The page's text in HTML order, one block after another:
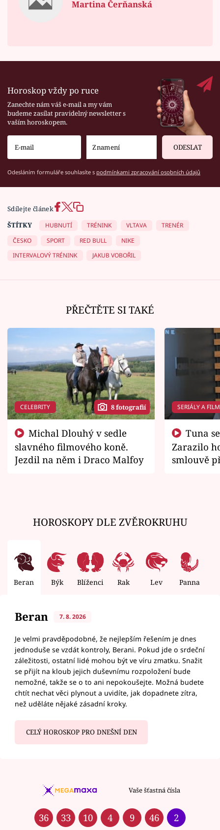
Martina Čerňanská
Horoskop vždy po ruce
Zanechte nám váš e-mail a my vám
budeme zasílat pravidelný newsletter s
vaším horoskopem.
ODESLAT
Odesláním formuláře souhlasíte s podmínkami zpracování osobních údajů
Sdílejte článek
ŠTÍTKY
HUBNUTÍ TRÉNINK VLTAVA
TRENÉR
ČESKO
SPORT RED BULL
NIKE
INTERVALOVÝ TRÉNINK
JAKUB VOBOŘIL
PŘEČTĚTE SI TAKÉ
CELEBRITY 8 fotografií
slavného filmového koně.
Jezdil na něm i Draco Malfoy
SERIÁLY A
Zarazilo
smlouvě
HOROSKOPY DLE ZVĚROKRUHU
Beran Býk Blíženci Rak Lev Panna
Beran 7. 8. 2026
Je velmi pravděpodobné, že nejlepším řešením je dnes
jednoduše se vzdát kontroly, Berani. Pokud jde o srdeční
záležitosti, ostatní lidé mohou být ve víru zmatku. Snažit
se přijít na kloub jejich duševnímu rozpoložení bude
nemožné, takže se o to ani nepokoušejte. Možná budete
chtít nechat věci plynout a uvidíte, jak dopadnete zítra,
než uděláte nějaké zásadní kroky.
CELÝ HOROSKOP PRO DNEŠNÍ DEN
Vaše šťastná čísla
36 33 10 4 9 46 2